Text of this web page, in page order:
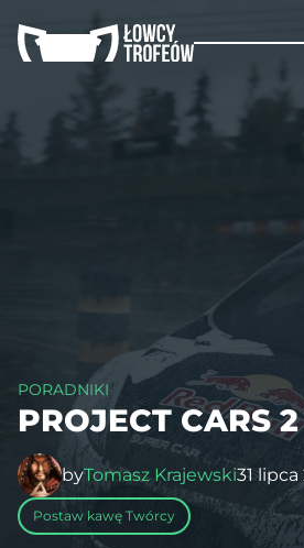
PORADNIKI
PROJECT CARS 2
byTomasz Krajewski31 lipca
Postaw kawę Twórcy